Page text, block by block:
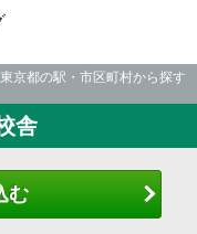
東京都の駅・市区町村から探す
舎
む